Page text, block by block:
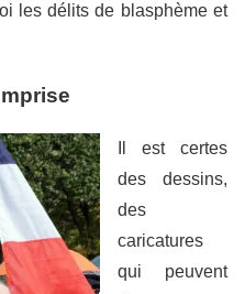
les délits de blasphème et
Il est certes
des dessins,
des
caricatures
qui peuvent